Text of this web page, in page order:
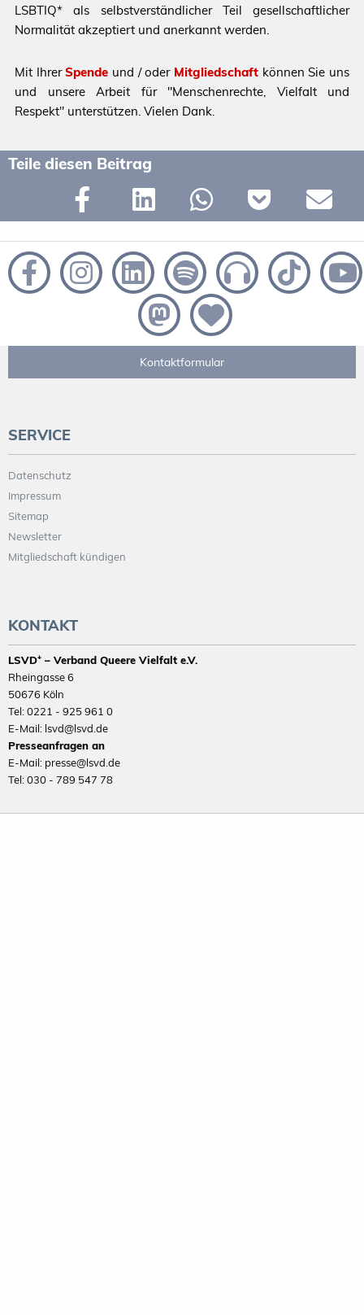
LSBTIQ* als selbstverständlicher Teil gesellschaftlicher
Normalität akzeptiert und anerkannt werden.
Mit IhrerSpende und / oder Mitgliedschaft können Sie uns
und unsere Arbeit für "Menschenrechte, Vielfalt und
Respekt" unterstützen. Vielen Dank.
Teile diesen Beitrag
Kontaktformular
SERVICE
Datenschutz
Impressum
Sitemap
Newsletter
Mitgliedschaft kündigen
KONTAKT
LSVD⁺ – Verband Queere Vielfalt e.V.
Rheingasse 6
50676 Köln
Tel: 0221 - 925 961 0
E-Mail: lsvd@lsvd.de
Presseanfragen an
E-Mail: presse@lsvd.de
Tel: 030 - 789 547 78